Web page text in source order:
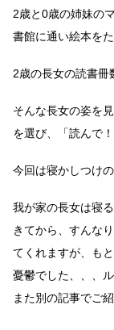
2歳と0歳の姉妹の
書館に通い絵本を
2歳の長女の読書冊
そんな長女の姿を
を選び、「読んで
今回は寝かしつけ
我が家の長女は寝
きてから、すんな
てくれますが、も
憂鬱でした、、、
また別の記事でご